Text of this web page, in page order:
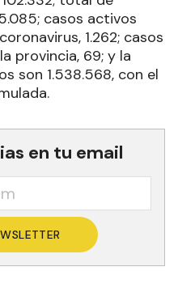
casos activos
1.262; casos
provincia, 69; y la
son 1.538.568, con el
en tu email